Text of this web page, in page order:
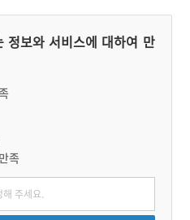
정보와 서비스에 대하여 만
족